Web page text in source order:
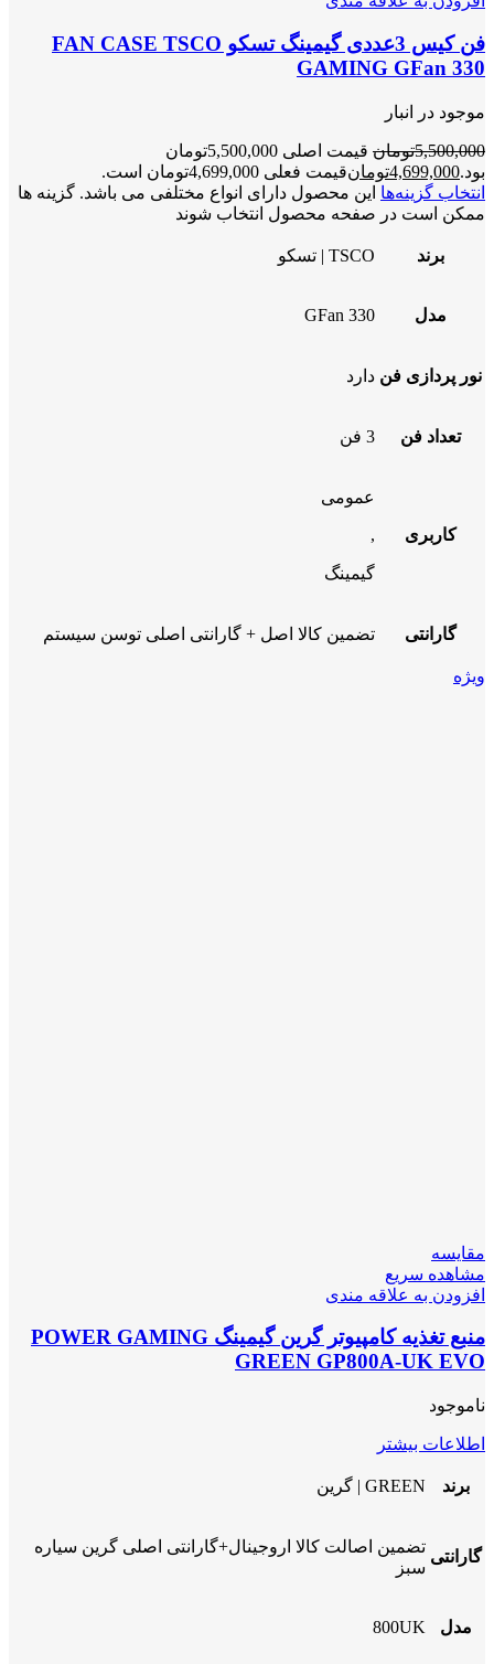
فن کیس 3عددی گیمینگ تسکو FAN CASE TSCO
GAMING GFan 330
موجود در انبار
5,500,000تومان
قیمت اصلی 5,500,000تومان
بود.4,699,000تومانقیمت فعلی 4,699,000تومان است.
انتخاب گزینه‌ها این محصول دارای انواع مختلفی می باشد. گزینه ها
ممکن است در صفحه محصول انتخاب شوند
برند TSCO | تسکو
مدل GFan 330
نور پردازی فن دارد
تعداد فن 3 فن
کاربری
عمومی
,
گیمینگ
گارانتی تضمین کالا اصل + گارانتی اصلی توسن سیستم
ویژه
مقایسه
مشاهده سریع
افزودن به علاقه مندی
منبع تغذیه کامپیوتر گرین گیمینگ POWER GAMING
GREEN GP800A-UK EVO
ناموجود
اطلاعات بیشتر
برند GREEN | گرین
گارانتی
تضمین اصالت کالا اروجینال+گارانتی اصلی گرین سیاره
سبز
مدل 800UK